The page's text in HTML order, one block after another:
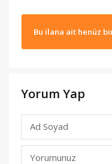
Bu ilana ait henüz
Yorum Yap
Ad Soyad
Yorumunuz